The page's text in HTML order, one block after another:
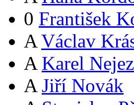
0 František
A Václav
A Karel
A Jiří Novák